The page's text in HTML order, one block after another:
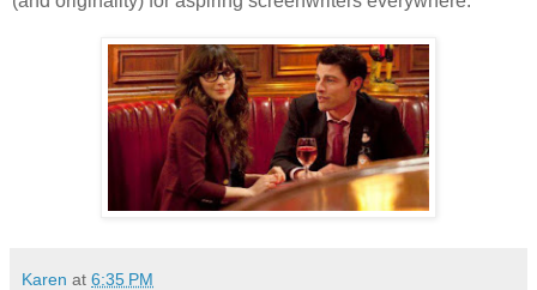
Karen at 6:35 PM